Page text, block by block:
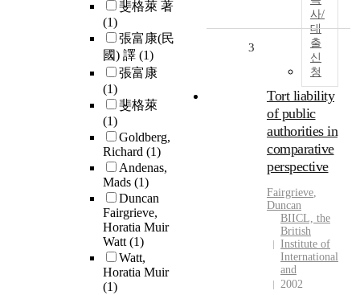
斐格萊 著
(1)
張富康(民
國) 譯 (1)
張富康
(1)
斐格萊
(1)
Goldberg,
Richard (1)
Andenas,
Mads (1)
Duncan
Fairgrieve,
Horatia Muir
Watt(1)
Watt,
Horatia Muir
(1)
사/
대
출
신
청
3
Tort liability
of public
authorities in
comparative
perspective
Fairgrieve,
Duncan
BIICL, the
British
Institute of
International
and
2002